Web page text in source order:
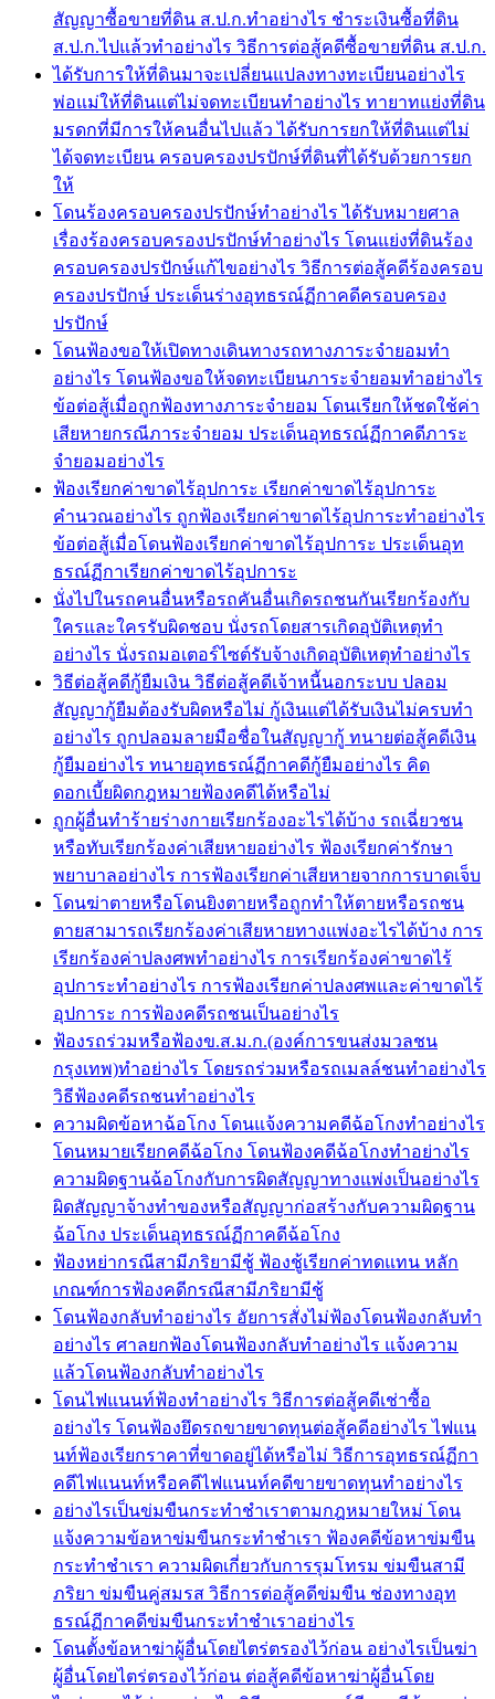
สัญญาซื้อขายที่ดิน ส.ป.ก.ทำอย่างไร ชำระเงินซื้อที่ดิน
ส.ป.ก.ไปแล้วทำอย่างไร วิธีการต่อสู้คดีซื้อขายที่ดิน ส.ป.ก.
ได้รับการให้ที่ดินมาจะเปลี่ยนแปลงทางทะเบียนอย่างไร
พ่อแม่ให้ที่ดินแต่ไม่จดทะเบียนทำอย่างไร ทายาทแย่งที่ดิน
มรดกที่มีการให้คนอื่นไปแล้ว ได้รับการยกให้ที่ดินแต่ไม่
ได้จดทะเบียน ครอบครองปรปักษ์ที่ดินที่ได้รับด้วยการยก
ให้
โดนร้องครอบครองปรปักษ์ทำอย่างไร ได้รับหมายศาล
เรื่องร้องครอบครองปรปักษ์ทำอย่างไร โดนแย่งที่ดินร้อง
ครอบครองปรปักษ์แก้ไขอย่างไร วิธีการต่อสู้คดีร้องครอบ
ครองปรปักษ์ ประเด็นร่างอุทธรณ์ฏีกาคดีครอบครอง
ปรปักษ์
โดนฟ้องขอให้เปิดทางเดินทางรถทางภาระจำยอมทำ
อย่างไร โดนฟ้องขอให้จดทะเบียนภาระจำยอมทำอย่างไร
ข้อต่อสู้เมื่อถูกฟ้องทางภาระจำยอม โดนเรียกให้ชดใช้ค่า
เสียหายกรณีภาระจำยอม ประเด็นอุทธรณ์ฏีกาคดีภาระ
จำยอมอย่างไร
ฟ้องเรียกค่าขาดไร้อุปการะ เรียกค่าขาดไร้อุปการะ
คำนวณอย่างไร ถูกฟ้องเรียกค่าขาดไร้อุปการะทำอย่างไร
ข้อต่อสู้เมื่อโดนฟ้องเรียกค่าขาดไร้อุปการะ ประเด็นอุท
ธรณ์ฏีกาเรียกค่าขาดไร้อุปการะ
นั่งไปในรถคนอื่นหรือรถคันอื่นเกิดรถชนกันเรียกร้องกับ
ใครและใครรับผิดชอบ นั่งรถโดยสารเกิดอุบัติเหตุทำ
อย่างไร นั่งรถมอเตอร์ไซต์รับจ้างเกิดอุบัติเหตุทำอย่างไร
วิธีต่อสู้คดีกู้ยืมเงิน วิธีต่อสู้คดีเจ้าหนี้นอกระบบ ปลอม
สัญญากู้ยืมต้องรับผิดหรือไม่ กู้เงินแต่ได้รับเงินไม่ครบทำ
อย่างไร ถูกปลอมลายมือชื่อในสัญญากู้ ทนายต่อสู้คดีเงิน
กู้ยืมอย่างไร ทนายอุทธรณ์ฏีกาคดีกู้ยืมอย่างไร คิด
ดอกเบี้ยผิดกฎหมายฟ้องคดีได้หรือไม่
ถูกผู้อื่นทำร้ายร่างกายเรียกร้องอะไรได้บ้าง รถเฉี่ยวชน
หรือทับเรียกร้องค่าเสียหายอย่างไร ฟ้องเรียกค่ารักษา
พยาบาลอย่างไร การฟ้องเรียกค่าเสียหายจากการบาดเจ็บ
โดนฆ่าตายหรือโดนยิงตายหรือถูกทำให้ตายหรือรถชน
ตายสามารถเรียกร้องค่าเสียหายทางแพ่งอะไรได้บ้าง การ
เรียกร้องค่าปลงศพทำอย่างไร การเรียกร้องค่าขาดไร้
อุปการะทำอย่างไร การฟ้องเรียกค่าปลงศพและค่าขาดไร้
อุปการะ การฟ้องคดีรถชนเป็นอย่างไร
ฟ้องรถร่วมหรือฟ้องข.ส.ม.ก.(องค์การขนส่งมวลชน
กรุงเทพ)ทำอย่างไร โดยรถร่วมหรือรถเมลล์ชนทำอย่างไร
วิธีฟ้องคดีรถชนทำอย่างไร
ความผิดข้อหาฉ้อโกง โดนแจ้งความคดีฉ้อโกงทำอย่างไร
โดนหมายเรียกคดีฉ้อโกง โดนฟ้องคดีฉ้อโกงทำอย่างไร
ความผิดฐานฉ้อโกงกับการผิดสัญญาทางแพ่งเป็นอย่างไร
ผิดสัญญาจ้างทำของหรือสัญญาก่อสร้างกับความผิดฐาน
ฉ้อโกง ประเด็นอุทธรณ์ฏีกาคดีฉ้อโกง
ฟ้องหย่ากรณีสามีภริยามีชู้ ฟ้องชู้เรียกค่าทดแทน หลัก
เกณฑ์การฟ้องคดีกรณีสามีภริยามีชู้
โดนฟ้องกลับทำอย่างไร อัยการสั่งไม่ฟ้องโดนฟ้องกลับทำ
อย่างไร ศาลยกฟ้องโดนฟ้องกลับทำอย่างไร แจ้งความ
แล้วโดนฟ้องกลับทำอย่างไร
โดนไฟแนนท์ฟ้องทำอย่างไร วิธีการต่อสู้คดีเช่าซื้อ
อย่างไร โดนฟ้องยึดรถขายขาดทุนต่อสู้คดีอย่างไร ไฟแน
นท์ฟ้องเรียกราคาที่ขาดอยู่ได้หรือไม่ วิธีการอุทธรณ์ฏีกา
คดีไฟแนนท์หรือคดีไฟแนนท์คดีขายขาดทุนทำอย่างไร
อย่างไรเป็นข่มขืนกระทำชำเราตามกฎหมายใหม่ โดน
แจ้งความข้อหาข่มขืนกระทำชำเรา ฟ้องคดีข้อหาข่มขืน
กระทำชำเรา ความผิดเกี่ยวกับการรุมโทรม ข่มขืนสามี
ภริยา ข่มขืนคู่สมรส วิธีการต่อสู้คดีข่มขืน ช่องทางอุท
ธรณ์ฏีกาคดีข่มขืนกระทำชำเราอย่างไร
โดนตั้งข้อหาฆ่าผู้อื่นโดยไตร่ตรองไว้ก่อน อย่างไรเป็นฆ่า
ผู้อื่นโดยไตร่ตรองไว้ก่อน ต่อสู้คดีข้อหาฆ่าผู้อื่นโดย